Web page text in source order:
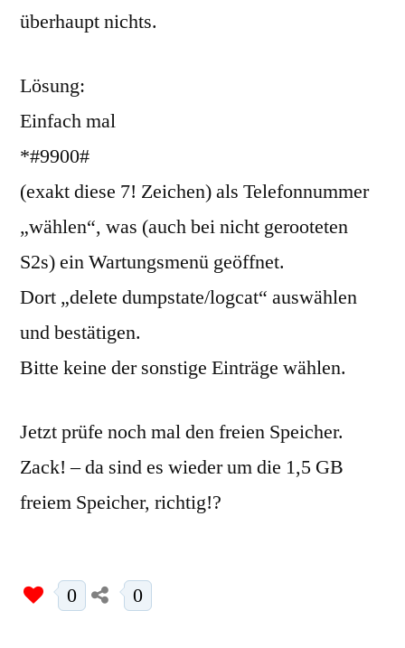
überhaupt nichts.
Lösung:
Einfach mal
*#9900#
(exakt diese 7! Zeichen) als Telefonnummer
„wählen“, was (auch bei nicht gerooteten
S2s) ein Wartungsmenü geöffnet.
Dort „delete dumpstate/logcat“ auswählen
und bestätigen.
Bitte keine der sonstige Einträge wählen.
Jetzt prüfe noch mal den freien Speicher.
Zack! – da sind es wieder um die 1,5 GB
freiem Speicher, richtig!?
0 0